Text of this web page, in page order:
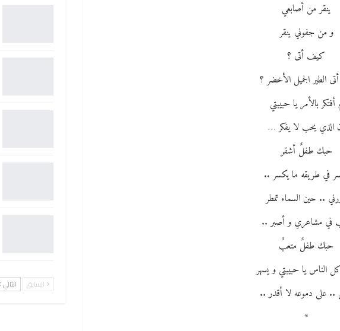
ينقر من أصابعي
و من جفوني ينقر
كيف أتى ؟
الطير الجميل الأخضر ؟
أفتكر بالأمر يا حبيبتي
الذي يحب لا يفكر …
حبك طفلٌ أشقر
في طريقه ما يكسر ..
.. حين السماء تمطر
في مشاعري و أصبر ..
حبك طفلٌ متعبٌ
الناس يا حبيبتي و يسهر
على دموعه لا أقدر ..
*
السابق التالي